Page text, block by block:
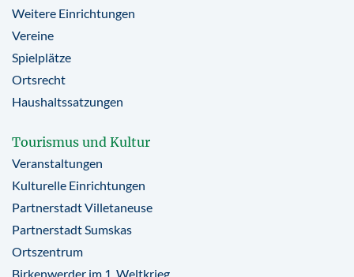
Weitere Einrichtungen
Vereine
Spielplätze
Ortsrecht
Haushaltssatzungen
Tourismus und Kultur
Veranstaltungen
Kulturelle Einrichtungen
Partnerstadt Villetaneuse
Partnerstadt Sumskas
Ortszentrum
Birkenwerder im 1. Weltkrieg